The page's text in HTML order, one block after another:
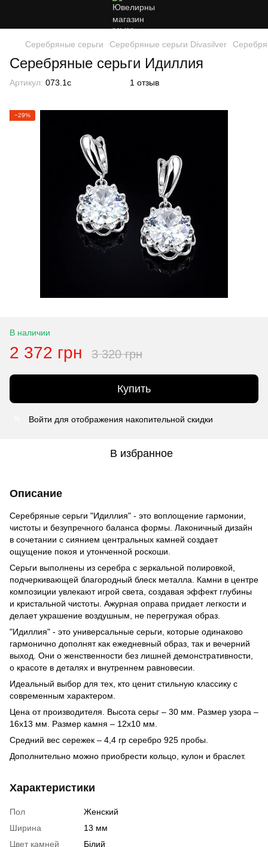
Серебряные серьги Серебряные серьги Divasilver
Серебряные серьги Идиллия
Артикул: 073.1с 1 отзыв
−29%
В наличии
2 372 грн 3 320 грн
Купить
Войти для отображения накопительной скидки
В избранное
Описание
Серебряные серьги "Идиллия" - это воплощение гармонии,
чистоты и безупречного баланса формы. Лаконичный дизайн
в сочетании с сиянием центральных камней создает
ощущение покоя и утонченной роскоши.
Серьги выполнены из серебра с зеркальной полировкой,
подчеркивающей благородный блеск металла. Камни в центре
композиции увлекают игрой света, создавая эффект глубины
и кристальной чистоты. Ажурная оправа придает легкости и
делает украшение воздушным, не перегружая образ.
"Идиллия" - это универсальные серьги, которые одинаково
гармонично дополнят как ежедневный образ, так и вечерний
выход. Они о женственности без лишней демонстративности,
о красоте в деталях и внутреннем равновесии.
Идеальный выбор для тех, кто ценит стильную классику с
современным характером.
Цена от производителя. Высота серьг – 30 мм. Размер узора –
16х13 мм. Размер камня – 12х10 мм.
Средний вес сережек – 4,4 гр серебро 925 пробы.
Дополнительно можно приобрести кольцо, кулон и браслет.
Характеристики
Пол
Женский
Ширина
13 мм
Цвет камней
Білий